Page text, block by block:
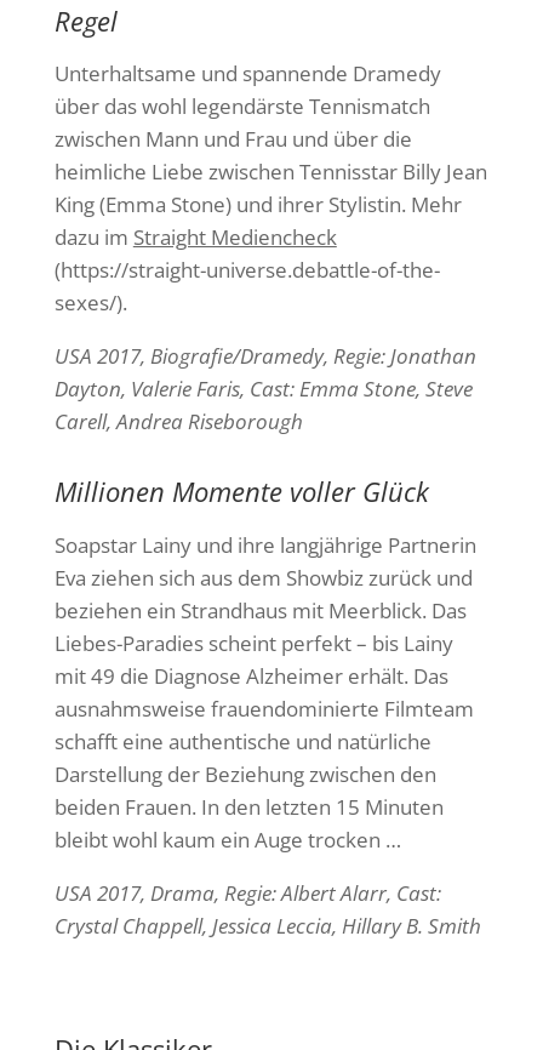
Regel
Unterhaltsame und spannende Dramedy
über das wohl legendärste Tennismatch
zwischen Mann und Frau und über die
heimliche Liebe zwischen Tennisstar Billy Jean
King (Emma Stone) und ihrer Stylistin. Mehr
dazu im Straight Mediencheck
(https://straight-universe.debattle-of-the-
sexes/).
USA 2017, Biografie/Dramedy, Regie: Jonathan
Dayton, Valerie Faris, Cast: Emma Stone, Steve
Carell, Andrea Riseborough
Millionen Momente voller Glück
Soapstar Lainy und ihre langjährige Partnerin
Eva ziehen sich aus dem Showbiz zurück und
beziehen ein Strandhaus mit Meerblick. Das
Liebes-Paradies scheint perfekt – bis Lainy
mit 49 die Diagnose Alzheimer erhält. Das
ausnahmsweise frauendominierte Filmteam
schafft eine authentische und natürliche
Darstellung der Beziehung zwischen den
beiden Frauen. In den letzten 15 Minuten
bleibt wohl kaum ein Auge trocken …
USA 2017, Drama, Regie: Albert Alarr, Cast:
Crystal Chappell, Jessica Leccia, Hillary B. Smith